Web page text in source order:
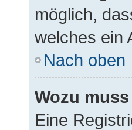
möglich,
welches ein
Nach oben
Wozu
Eine